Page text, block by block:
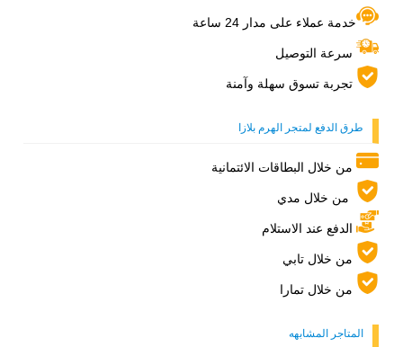
خدمة عملاء على مدار 24 ساعة
سرعة التوصيل
تجربة تسوق سهلة وآمنة
طرق الدفع لمتجر الهرم بلازا
من خلال البطاقات الائتمانية
من خلال مدي
الدفع عند الاستلام
من خلال تابي
من خلال تمارا
المتاجر المشابهه